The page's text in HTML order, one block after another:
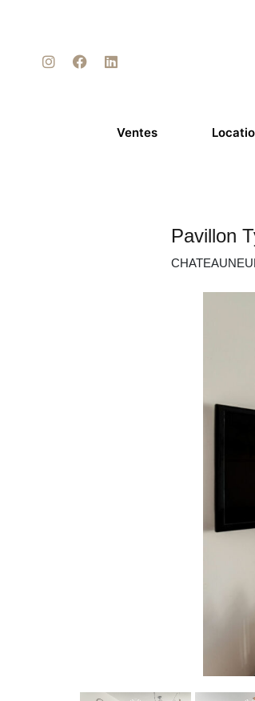
Ventes
Pavillon